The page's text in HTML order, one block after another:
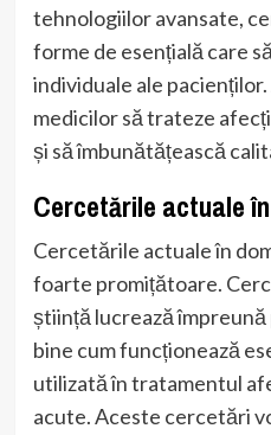
tehnologiilor avansate,
forme de esențială care
individuale ale
medicilor să trateze
și să îmbunătățească
Cercetările actuale
Cercetările actuale în
foarte promițătoare.
știință lucrează
bine cum funcționează
utilizată în tratamentul
acute. Aceste cercetări